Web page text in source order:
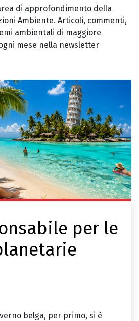
di approfondimento della
Ambiente. Articoli, commenti,
ambientali di maggiore
mese nella newsletter
per le
belga, per primo, si è